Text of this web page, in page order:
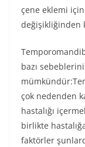
çene eklemi
değişikliğinden
bazı
çok nedenden
hastalığı
birlikte
faktörler